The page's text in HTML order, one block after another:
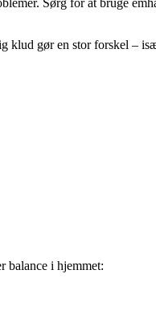
Sørg for at bruge
klud gør en stor forskel –
balance i hjemmet: